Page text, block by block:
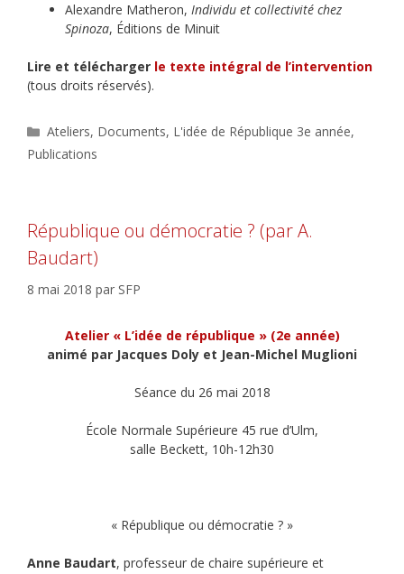
Alexandre Matheron, Individu et collectivité chez
Spinoza, Éditions de Minuit
Lire et télécharger le texte intégral de l’intervention
(tous droits réservés).
Catégories
Ateliers, Documents, L'idée de République 3e année,
Publications
République ou démocratie ? (par A.
Baudart)
8 mai 2018 par SFP
Atelier « L’idée de république » (2e année)
animé par Jacques Doly et Jean-Michel Muglioni
Séance du 26 mai 2018
École Normale Supérieure 45 rue d’Ulm,
salle Beckett, 10h-12h30
« République ou démocratie ? »
Anne Baudart, professeur de chaire supérieure et